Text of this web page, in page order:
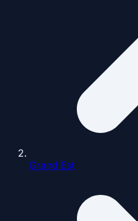
Grand Est